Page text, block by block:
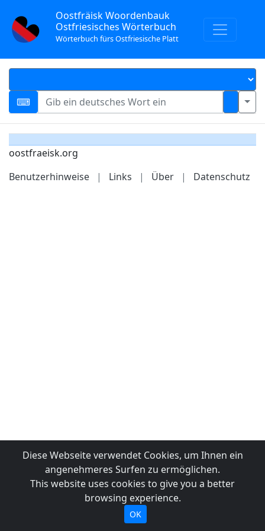
Oostfräisk Woordenbauk
Ostfriesisches Wörterbuch
Wörterbuch fürs Ostfriesische Platt
oostfraeisk.org
Benutzerhinweise
| Links | Über | Datenschutz
Diese Webseite verwendet Cookies, um Ihnen ein
angenehmeres Surfen zu ermöglichen.
This website uses cookies to give you a better
browsing experience.
OK